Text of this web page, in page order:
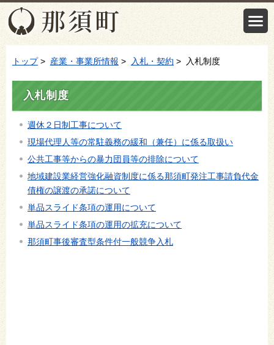
トップ> 産業・事業所情報 > 入札・契約 > 入札制度
入札制度
週休２日制工事について
現場代理人等の常駐義務の緩和（兼任）に係る取扱い
公共工事等からの暴力団員等の排除について
地域建設業経営強化融資制度に係る那須町発注工事請負代金
債権の譲渡の承諾について
単品スライド条項の運用について
単品スライド条項の運用の拡充について
那須町事後審査型条件付一般競争入札